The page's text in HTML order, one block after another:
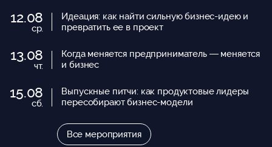
12.08
ср.
Идеация: как найти сильную бизнес-идею и
превратить ее в проект
13.08
чт.
Когда меняется предприниматель — меняется
и бизнес
15.08
сб.
Выпускные питчи: как продуктовые лидеры
пересобирают бизнес-модели
Все мероприятия